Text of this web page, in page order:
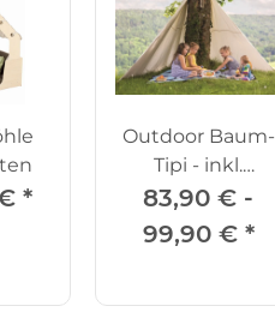
*
Outdoor Baum-
Tipi - inkl.
Zeltheringe
83,90 € -
99,90 € *